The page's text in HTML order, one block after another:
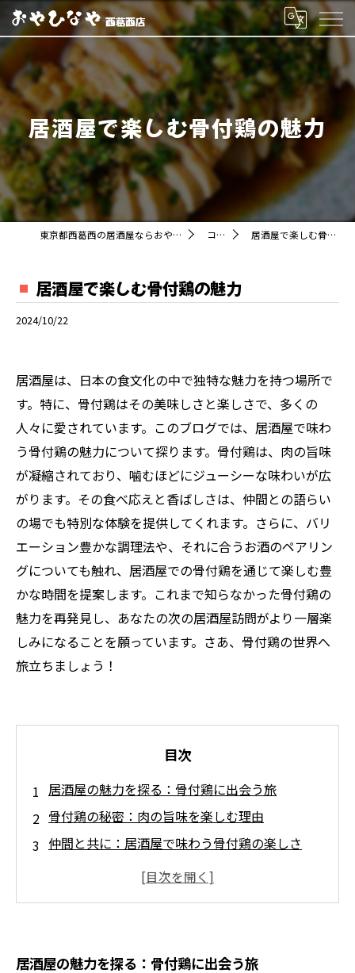
居酒屋で楽しむ骨付鶏の魅力
東京都西葛西の居酒屋ならおやひなや 西葛西店 コラム 居酒屋で楽しむ骨付鶏の魅力
居酒屋で楽しむ骨付鶏の魅力
2024/10/22
居酒屋は、日本の食文化の中で独特な魅力を持つ場所で
す。特に、骨付鶏はその美味しさと楽しさで、多くの
人々に愛されています。このブログでは、居酒屋で味わ
う骨付鶏の魅力について探ります。骨付鶏は、肉の旨味
が凝縮されており、噛むほどにジューシーな味わいが広
がります。その食べ応えと香ばしさは、仲間との語らい
の場でも特別な体験を提供してくれます。さらに、バリ
エーション豊かな調理法や、それに合うお酒のペアリン
グについても触れ、居酒屋での骨付鶏を通じて楽しむ豊
かな時間を提案します。これまで知らなかった骨付鶏の
魅力を再発見し、あなたの次の居酒屋訪問がより一層楽
しみになることを願っています。さあ、骨付鶏の世界へ
旅立ちましょう！
目次
居酒屋の魅力を探る：骨付鶏に出会う旅
骨付鶏の秘密：肉の旨味を楽しむ理由
仲間と共に：居酒屋で味わう骨付鶏の楽しさ
多様な楽しみ方：骨付鶏のさまざまな調理法
居酒屋の魅力を探る：骨付鶏に出会う旅